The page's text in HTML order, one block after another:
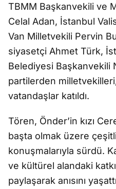
TBMM Başkanvekili ve
Celal Adan, İstanbul
Van Milletvekili Pervin
siyasetçi Ahmet Türk,
Belediyesi Başkanvekili
partilerden
vatandaşlar katıldı.
Tören, Önder’in kızı
başta olmak üzere çeşitli
konuşmalarıyla sürdü.
ve kültürel alandaki
paylaşarak anısını